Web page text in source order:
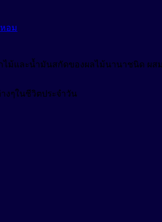
อม
ม้และน้ำมันสกัดของผลไม้นานาชนิด ผส
ๆในชีวิตประจำวัน